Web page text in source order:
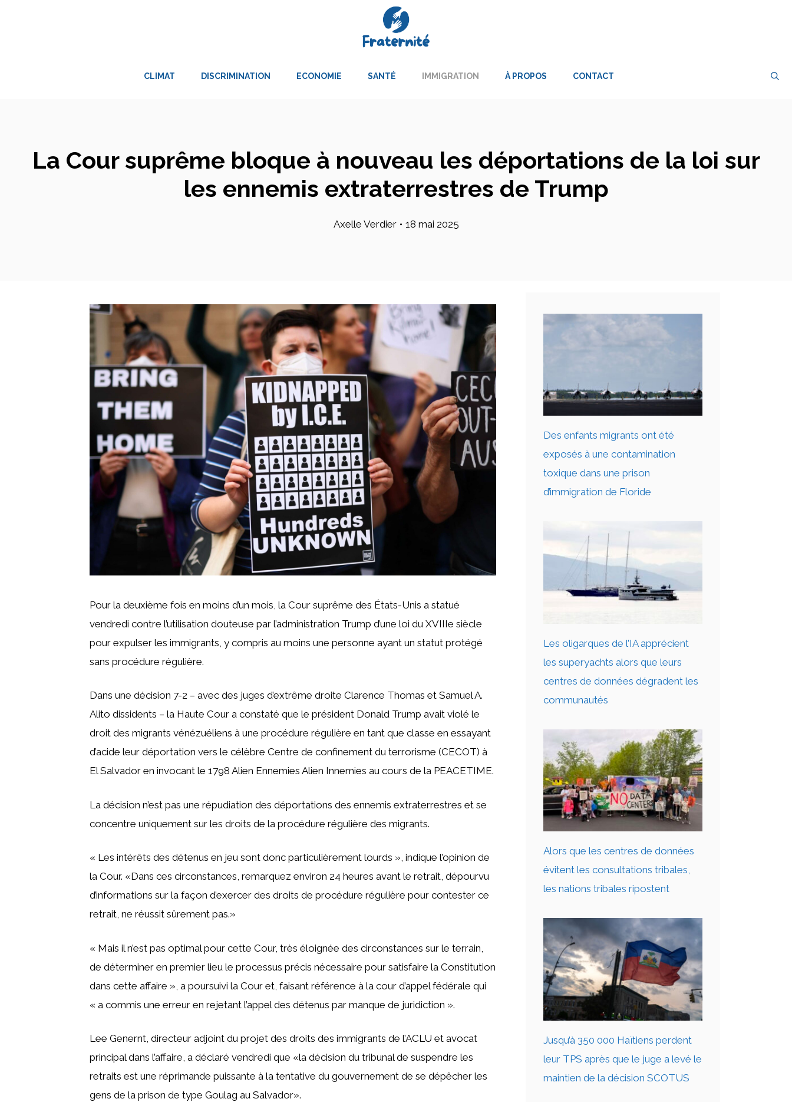
CLIMAT DISCRIMINATION ECONOMIE SANTÉ IMMIGRATION À PROPOS CONTACT
La Cour suprême bloque à nouveau les déportations de la loi sur
les ennemis extraterrestres de Trump
Axelle Verdier • 18 mai 2025
Pour la deuxième fois en moins d’un mois, la Cour suprême des États-Unis a statué
vendredi contre l’utilisation douteuse par l’administration Trump d’une loi du XVIIIe siècle
pour expulser les immigrants, y compris au moins une personne ayant un statut protégé
sans procédure régulière.
Dans une décision 7-2 – avec des juges d’extrême droite Clarence Thomas et Samuel A.
Alito dissidents – la Haute Cour a constaté que le président Donald Trump avait violé le
droit des migrants vénézuéliens à une procédure régulière en tant que classe en essayant
d’acide leur déportation vers le célèbre Centre de confinement du terrorisme (CECOT) à
El Salvador en invocant le 1798 Alien Ennemies Alien Innemies au cours de la PEACETIME.
La décision n’est pas une répudiation des déportations des ennemis extraterrestres et se
concentre uniquement sur les droits de la procédure régulière des migrants.
« Les intérêts des détenus en jeu sont donc particulièrement lourds », indique l’opinion de
la Cour. «Dans ces circonstances, remarquez environ 24 heures avant le retrait, dépourvu
d’informations sur la façon d’exercer des droits de procédure régulière pour contester ce
retrait, ne réussit sûrement pas.»
« Mais il n’est pas optimal pour cette Cour, très éloignée des circonstances sur le terrain,
de déterminer en premier lieu le processus précis nécessaire pour satisfaire la Constitution
dans cette affaire », a poursuivi la Cour et, faisant référence à la cour d’appel fédérale qui
« a commis une erreur en rejetant l’appel des détenus par manque de juridiction ».
Lee Genernt, directeur adjoint du projet des droits des immigrants de l’ACLU et avocat
principal dans l’affaire, a déclaré vendredi que «la décision du tribunal de suspendre les
retraits est une réprimande puissante à la tentative du gouvernement de se dépêcher les
gens de la prison de type Goulag au Salvador».
Des enfants migrants ont été
exposés à une contamination
toxique dans une prison
d’immigration de Floride
Les oligarques de l’IA apprécient
les superyachts alors que leurs
centres de données dégradent les
communautés
Alors que les centres de données
évitent les consultations tribales,
les nations tribales ripostent
Jusqu’à 350 000 Haïtiens perdent
leur TPS après que le juge a levé le
maintien de la décision SCOTUS